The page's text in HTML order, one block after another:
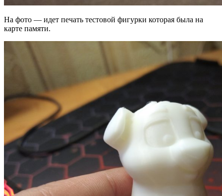
На фото — идет печать тестовой фигурки которая была на
карте памяти.